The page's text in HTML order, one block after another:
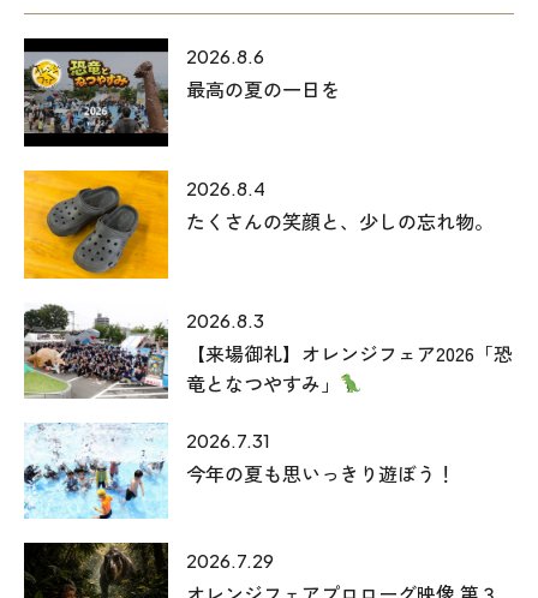
2026.8.6
最高の夏の一日を
2026.8.4
たくさんの笑顔と、少しの忘れ物。
2026.8.3
【来場御礼】オレンジフェア2026「恐
竜となつやすみ」
2026.7.31
今年の夏も思いっきり遊ぼう！
2026.7.29